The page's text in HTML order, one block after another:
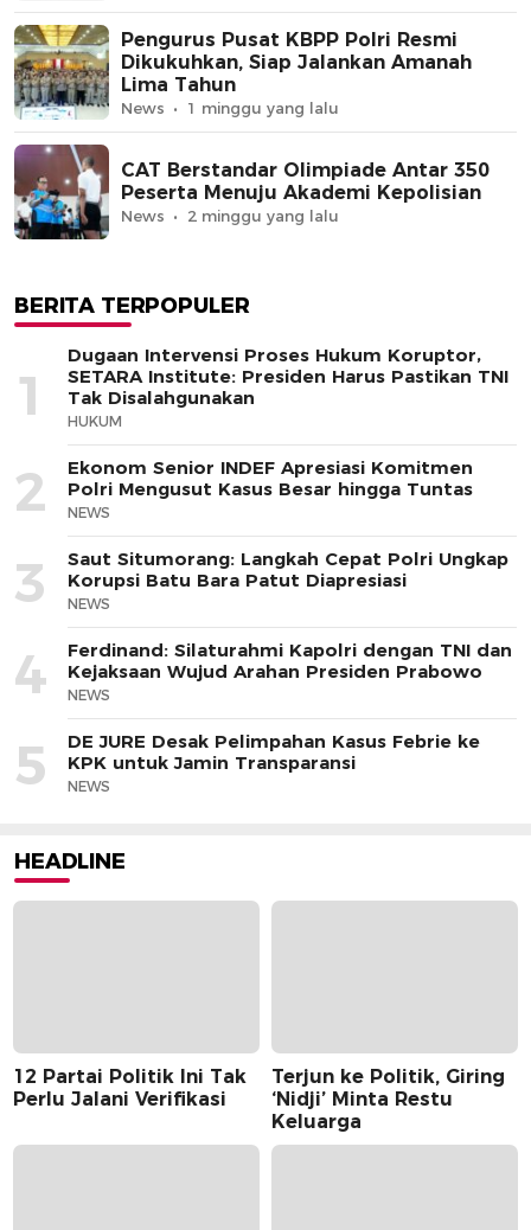
Pengurus Pusat KBPP Polri Resmi
Dikukuhkan, Siap Jalankan Amanah
Lima Tahun
News 1 minggu yang lalu
CAT Berstandar Olimpiade Antar 350
Peserta Menuju Akademi Kepolisian
News 2 minggu yang lalu
BERITA TERPOPULER
1
Dugaan Intervensi Proses Hukum Koruptor,
SETARA Institute: Presiden Harus Pastikan TNI
Tak Disalahgunakan
HUKUM
2
Ekonom Senior INDEF Apresiasi Komitmen
Polri Mengusut Kasus Besar hingga Tuntas
NEWS
3
Saut Situmorang: Langkah Cepat Polri Ungkap
Korupsi Batu Bara Patut Diapresiasi
NEWS
4
Ferdinand: Silaturahmi Kapolri dengan TNI dan
Kejaksaan Wujud Arahan Presiden Prabowo
NEWS
5
DE JURE Desak Pelimpahan Kasus Febrie ke
KPK untuk Jamin Transparansi
NEWS
HEADLINE
12 Partai Politik Ini Tak
Perlu Jalani Verifikasi
Terjun ke Politik, Giring
‘Nidji’ Minta Restu
Keluarga